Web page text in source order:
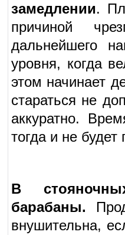
замедлении.
причиной
дальнейшего
уровня, когда
этом начинает
стараться не
аккуратно.
тогда и не
В
барабаны.
внушительна,